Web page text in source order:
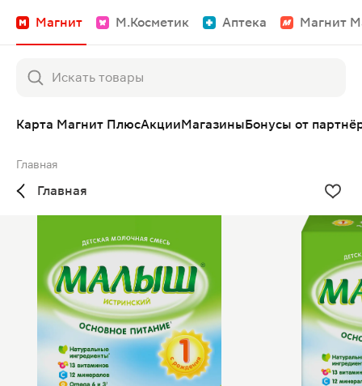
Магнит М.Косметик Аптека Магнит
Карта Магнит ПлюсАкцииМагазиныБонусы от
Главная
Главная